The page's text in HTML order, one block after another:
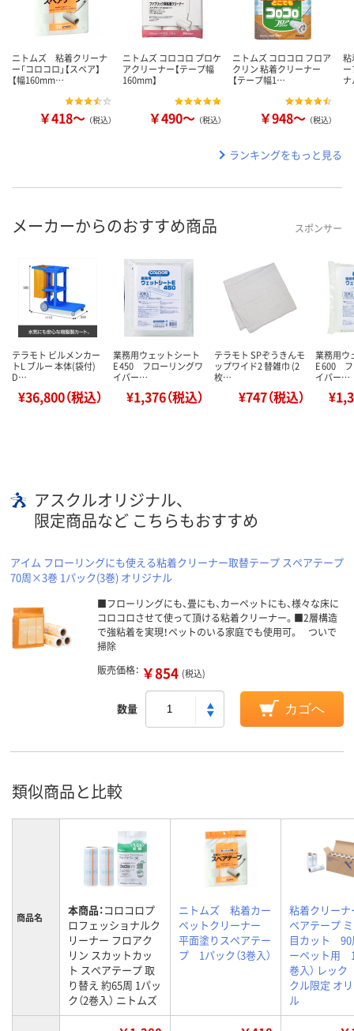
ニトムズ 粘着クリーナ
ー「コロコロ」【スペア】
【幅160mm…
￥418～ （税込）
ニトムズ コロコロ プロケ
アクリーナー【テープ幅
160mm】
￥490～ （税込）
ニトムズ コロコロ フロア
クリン 粘着クリーナー
【テープ幅1…
￥948～ （税込）
粘
ランキングをもっと見る
メーカーからのおすすめ商品 スポンサー
テラモト ビルメンカー
トL ブルー 本体(袋付)
D…
¥36,800（税込）
業務用ウェットシート
E 450 フローリングワ
イパー…
¥1,376（税込）
テラモト SPぞうきんモ
ップワイド2 替雑巾 (2
枚…
¥747（税込）
業務用ウ
E 600 フ
イパー…
アスクルオリジナル、
限定商品など こちらもおすすめ
アイム フローリングにも使える粘着クリーナー取替テープ スペアテープ
70周×3巻 1パック(3巻) オリジナル
■フローリングにも、畳にも、カーペットにも、様々な床に
コロコロさせて使って頂ける粘着クリーナー。■2層構造
で強粘着を実現！ペットのいる家庭でも使用可。 ついで
掃除
販売価格： ￥854 (税込)
数量 カゴへ
類似商品と比較
商品名 本商品：コロコロプ
ロフェッショナルク
リーナー フロアク
リン スカットカッ
ト スペアテープ 取
り替え 約65周 1パッ
ク（2巻入） ニトムズ
ニトムズ 粘着カー
ペットクリーナー
平面塗りスペアテー
プ 1パック（3巻入）
粘着クリーナ
ペアテープ
目カット 90
ーペット用 1
巻入） レッ
クル限定 オ
ル